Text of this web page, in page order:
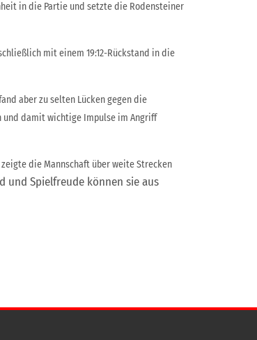
in die Partie und setzte die Rodensteiner
mit einem 19:12-Rückstand in die
aber zu selten Lücken gegen die
damit wichtige Impulse im Angriff
die Mannschaft über weite Strecken
und Spielfreude können sie aus